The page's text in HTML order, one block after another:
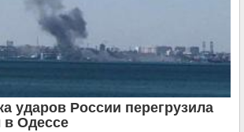
ударов России перегрузила
Одессе